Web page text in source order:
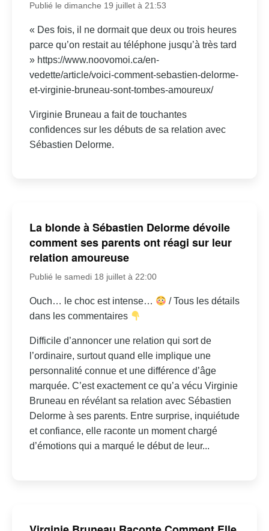
Publié le dimanche 19 juillet à 21:53
« Des fois, il ne dormait que deux ou trois heures
parce qu’on restait au téléphone jusqu’à très tard
» https://www.noovomoi.ca/en-
vedette/article/voici-comment-sebastien-delorme-
et-virginie-bruneau-sont-tombes-amoureux/
Virginie Bruneau a fait de touchantes
confidences sur les débuts de sa relation avec
Sébastien Delorme.
La blonde à Sébastien Delorme dévoile
comment ses parents ont réagi sur leur
relation amoureuse
Publié le samedi 18 juillet à 22:00
Ouch… le choc est intense…
/ Tous les détails
dans les commentaires
Difficile d’annoncer une relation qui sort de
l’ordinaire, surtout quand elle implique une
personnalité connue et une différence d’âge
marquée. C’est exactement ce qu’a vécu Virginie
Bruneau en révélant sa relation avec Sébastien
Delorme à ses parents. Entre surprise, inquiétude
et confiance, elle raconte un moment chargé
d’émotions qui a marqué le début de leur...